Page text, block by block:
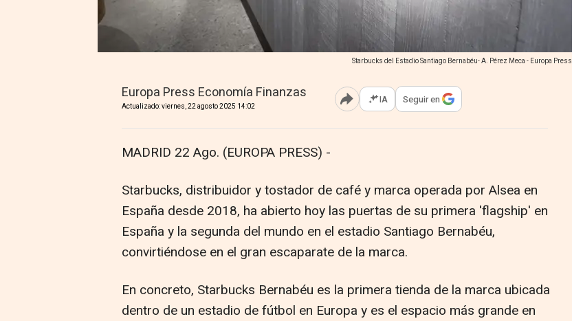
Starbucks del Estadio Santiago Bernabéu- A. Pérez Meca - Europa Press
Europa Press Economía Finanzas
Actualizado: viernes, 22 agosto 2025 14:02 Abrir opciones para compartir
IA Seguir en
MADRID 22 Ago. (EUROPA PRESS) -
Starbucks, distribuidor y tostador de café y marca operada por Alsea en
España desde 2018, ha abierto hoy las puertas de su primera 'flagship' en
España y la segunda del mundo en el estadio Santiago Bernabéu,
convirtiéndose en el gran escaparate de la marca.
En concreto, Starbucks Bernabéu es la primera tienda de la marca ubicada
dentro de un estadio de fútbol en Europa y es el espacio más grande en